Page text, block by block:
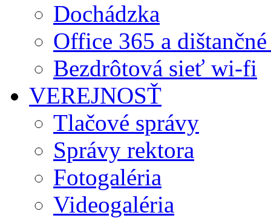
Dochádzka
Office 365 a
Bezdrôtová sieť wi-fi
VEREJNOSŤ
Tlačové správy
Správy rektora
Fotogaléria
Videogaléria